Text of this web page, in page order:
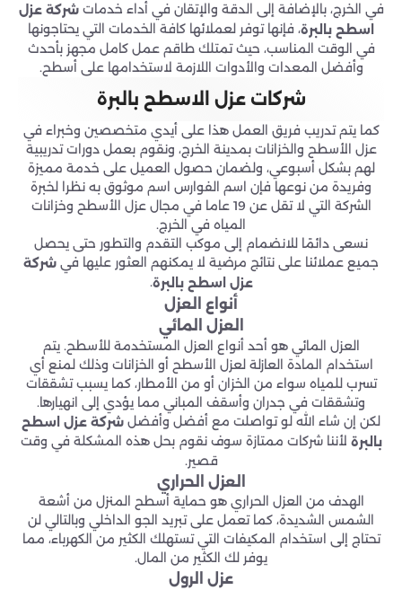
في الخرج، بالإضافة إلى الدقة والإتقان في أداء خدماتشركة عزل
اسطح بالبرة، فإنها توفر لعملائها كافة الخدمات التي يحتاجونها
في الوقت المناسب، حيث تمتلك طاقم عمل كامل مجهز بأحدث
وأفضل المعدات والأدوات اللازمة لاستخدامها على أسطح.
شركات عزل الاسطح بالبرة
كما يتم تدريب فريق العمل هذا على أيدي متخصصين وخبراء في
عزل الأسطح والخزانات بمدينة الخرج، ونقوم بعمل دورات تدريبية
لهم بشكل أسبوعي، ولضمان حصول العميل على خدمة مميزة
وفريدة من نوعها فإن اسم الفوارس اسم موثوق به نظرا لخبرة
الشركة التي لا تقل عن 19 عاما في مجال عزل الأسطح وخزانات
المياه في الخرج.
نسعى دائمًا للانضمام إلى موكب التقدم والتطور حتى يحصل
جميع عملائنا على نتائج مرضية لا يمكنهم العثور عليها في شركة
عزل اسطح بالبرة.
أنواع العزل
العزل المائي
العزل المائي هو أحد أنواع العزل المستخدمة للأسطح. يتم
استخدام المادة العازلة لعزل الأسطح أو الخزانات وذلك لمنع أي
تسرب للمياه سواء من الخزان أو من الأمطار، كما يسبب تشققات
وتشققات في جدران وأسقف المباني مما يؤدي إلى انهيارها.
لكن إن شاء الله لو تواصلت مع أفضل وأفضل شركة عزل اسطح
بالبرة لأننا شركات ممتازة سوف نقوم بحل هذه المشكلة في وقت
قصير.
العزل الحراري
الهدف من العزل الحراري هو حماية أسطح المنزل من أشعة
الشمس الشديدة، كما تعمل على تبريد الجو الداخلي وبالتالي لن
تحتاج إلى استخدام المكيفات التي تستهلك الكثير من الكهرباء، مما
يوفر لك الكثير من المال.
عزل الرول